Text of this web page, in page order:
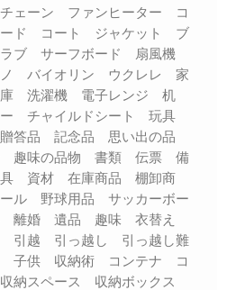
ェーン ファンヒーター コ
ド コート ジャケット ブ
ブ サーフボード 扇風機
バイオリン ウクレレ 家
洗濯機 電子レンジ 机
ー チャイルドシート 玩具
答品 記念品 思い出の品
趣味の品物 書類 伝票 備
資材 在庫商品 棚卸商
ル 野球用品 サッカーボー
離婚 遺品 趣味 衣替え
引越 引っ越し 引っ越し難
子供 収納術 コンテナ コ
納スペース 収納ボックス